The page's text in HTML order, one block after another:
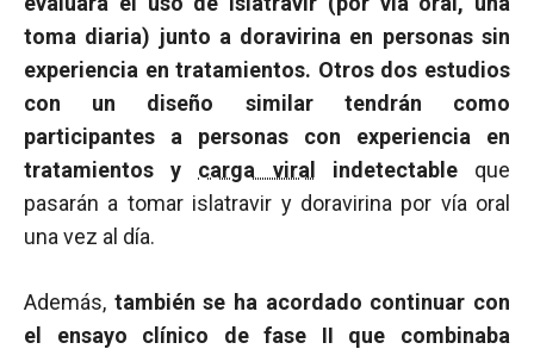
toma diaria) junto a doravirina en personas sin
experiencia en tratamientos. Otros dos estudios
con un diseño similar tendrán como
participantes a personas con experiencia en
tratamientos y carga viral indetectableque
pasarán a tomar islatravir y doravirina por vía oral
una vez al día.
Además, también se ha acordado continuar con
el ensayo clínico de fase II que combinaba